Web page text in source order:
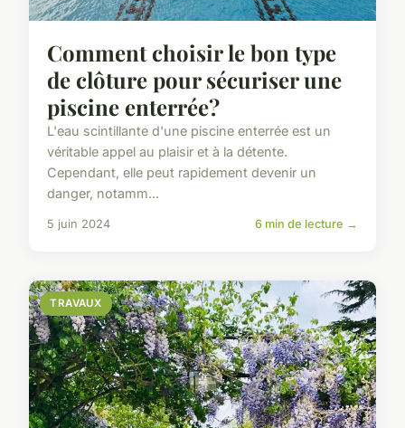
Comment choisir le bon type
de clôture pour sécuriser une
piscine enterrée?
L'eau scintillante d'une piscine enterrée est un
véritable appel au plaisir et à la détente.
Cependant, elle peut rapidement devenir un
danger, notamm...
5 juin 2024 6 min de lecture →
TRAVAUX